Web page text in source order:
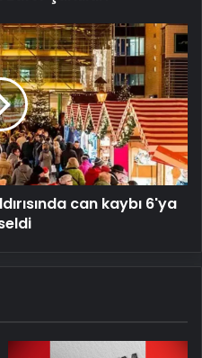
can kaybı 6'ya